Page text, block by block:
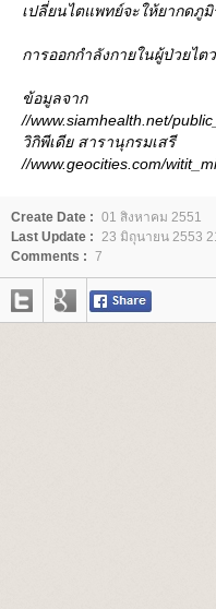
เปลี่ยนไตแพทย์จะให้ยากดภู
การออกกำลังกายในผู้ป่วยไต
ข้อมูลจาก
//www.siamhealth.net/
วิกิพีเดีย สารานุกรมเสรี
//www.geocities.com/
Create Date : 01 สิงหาคม 2551
Last Update : 23 มิถุนายน 2553
Comments : 7